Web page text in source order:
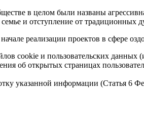
в целом были названы
и отступление от традиционных
реализации проектов в сфере
cookie и пользовательских
об открытых страницах
указанной информации (Статья